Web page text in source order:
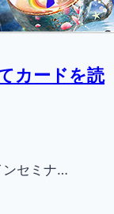
カードを読
ンセミナ…